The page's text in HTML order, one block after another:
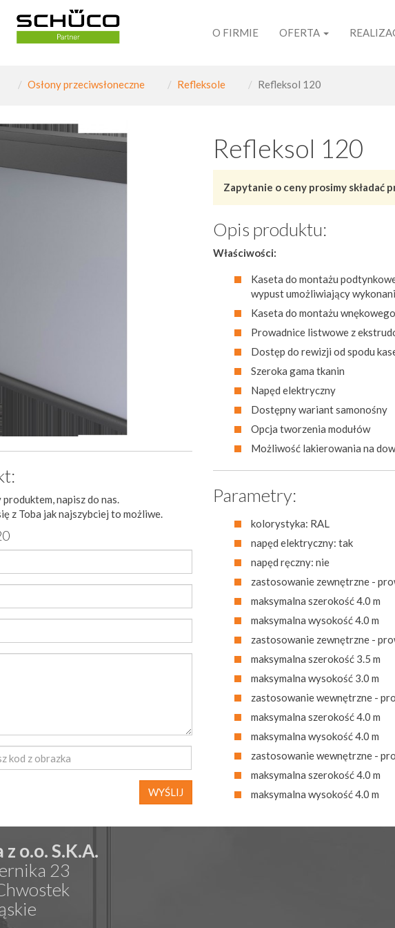
O FIRMIE OFERTA
Osłony przeciwsłoneczne Refleksole Refleksol 120
napisz do nas.
z Toba jak najszybciej to możliwe.
WYŚLIJ
Refleksol 120
Zapytanie o ceny prosimy składać
Opis produktu:
Właściwości:
Kaseta do montażu
wypust umożliwiający
Kaseta do montażu
Prowadnice listwowe z
Dostęp do rewizji od spodu
Szeroka gama tkanin
Napęd elektryczny
Dostępny wariant samonośny
Opcja tworzenia modułów
Możliwość lakierowania na
Parametry:
kolorystyka: RAL
napęd elektryczny: tak
napęd ręczny: nie
zastosowanie zewnętrzne -
maksymalna szerokość 4.0 m
maksymalna wysokość 4.0 m
zastosowanie zewnętrzne -
maksymalna szerokość 3.5 m
maksymalna wysokość 3.0 m
zastosowanie wewnętrzne -
maksymalna szerokość 4.0 m
maksymalna wysokość 4.0 m
zastosowanie wewnętrzne -
maksymalna szerokość 4.0 m
maksymalna wysokość 4.0 m
o.o. S.K.A.
23